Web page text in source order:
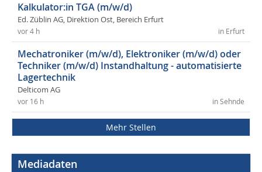
Kalkulator:in TGA (m/w/d)
Ed. Züblin AG, Direktion Ost, Bereich Erfurt
in Erfurt
vor 4 h
Mechatroniker (m/w/d), Elektroniker (m/w/d) oder
Techniker (m/w/d) Instandhaltung - automatisierte
Lagertechnik
Delticom AG
in Sehnde
vor 16 h
Mehr Stellen
Mediadaten